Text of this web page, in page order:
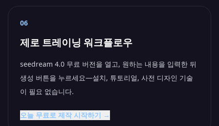
06
제로 트레이닝 워크플로우
seedream 4.0 무료 버전을 열고, 원하는 내용을 입력한 뒤
생성 버튼을 누르세요—설치, 튜토리얼, 사전 디자인 기술
이 필요 없습니다.
오늘 무료로 제작 시작하기 →